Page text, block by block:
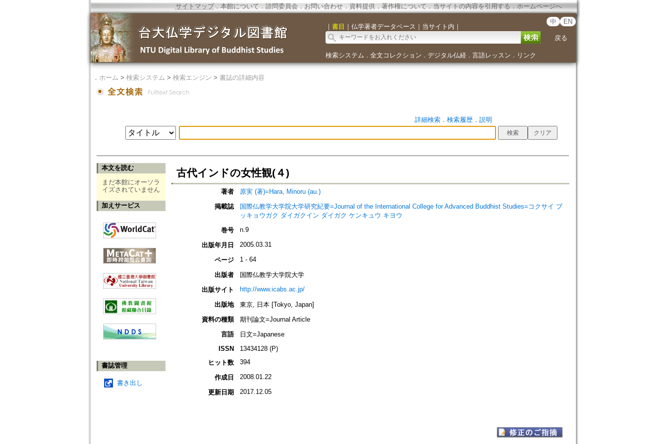
サイトマップ．本館について ． 諮問委員会． お問い合わせ． 資料提供． 著作権について．当サイトの内容を引用する ． ホームページへ
｜ 書目 ｜ 仏学著者データベース ｜ 当サイト内 ｜
中 EN
戻る
検索システム ． 全文コレクション ． デジタル仏経． 言語レッスン ． リンク
． ホーム > 検索システム > 検索エンジン > 書誌の詳細内容
詳細検索． 検索履歴． 説明
本文を読む
まだ本館にオーソラ
イズされていません
加えサービス
書誌管理
書き出し
古代インドの女性観(４)
著者
原実 (著)=Hara, Minoru (au.)
掲載誌
国際仏教学大学院大学研究紀要=Journal of the International College for Advanced Buddhist Studies=コクサイ ブ
ッキョウガク ダイガクイン ダイガク ケンキュウ キヨウ
巻号
n.9
出版年月日 2005.03.31
ページ 1 - 64
出版者
国際仏教学大学院大学
出版サイト
http://www.icabs.ac.jp/
出版地
東京, 日本 [Tokyo, Japan]
資料の種類
期刊論文=Journal Article
言語
日文=Japanese
ISSN
13434128 (P)
ヒット数
394
作成日 2008.01.22
更新日期 2017.12.05